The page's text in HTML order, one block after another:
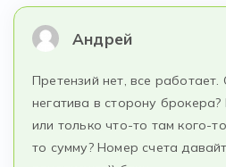
Андрей
Претензий нет, все работает.
негатива в сторону
или только что-то там кого-
то сумму? Номер счета